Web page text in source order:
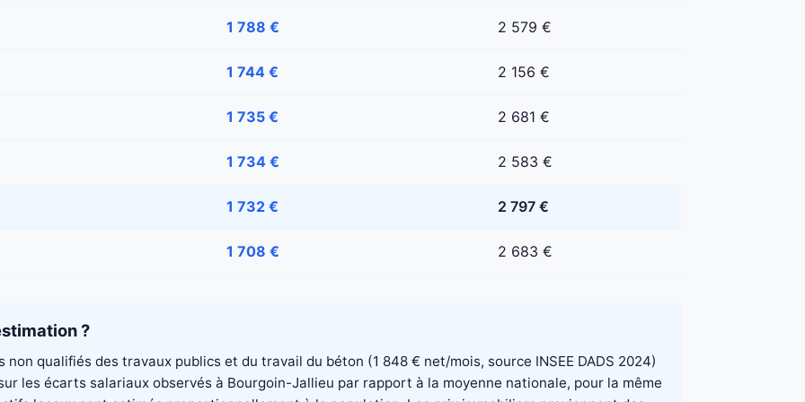
1 788 € 2 579 €
1 744 € 2 156 €
1 735 € 2 681 €
1 734 € 2 583 €
1 732 € 2 797 €
1 708 € 2 683 €
?
qualifiés des travaux publics et du travail du béton (1 848 € net/mois, source INSEE DADS 2024)
les écarts salariaux observés à Bourgoin-Jallieu par rapport à la moyenne nationale, pour la même